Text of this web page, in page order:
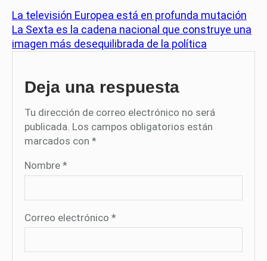
La televisión Europea está en profunda mutación
La Sexta es la cadena nacional que construye una
imagen más desequilibrada de la política
Deja una respuesta
Tu dirección de correo electrónico no será
publicada. Los campos obligatorios están
marcados con *
Nombre *
Correo electrónico *